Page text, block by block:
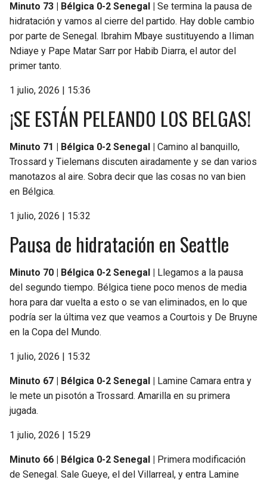
Minuto 73 | Bélgica 0-2 Senegal | Se termina la pausa de
hidratación y vamos al cierre del partido. Hay doble cambio
por parte de Senegal. Ibrahim Mbaye sustituyendo a Iliman
Ndiaye y Pape Matar Sarr por Habib Diarra, el autor del
primer tanto.
1 julio, 2026 | 15:36
¡SE ESTÁN PELEANDO LOS BELGAS!
Minuto 71 | Bélgica 0-2 Senegal | Camino al banquillo,
Trossard y Tielemans discuten airadamente y se dan varios
manotazos al aire. Sobra decir que las cosas no van bien
en Bélgica.
1 julio, 2026 | 15:32
Pausa de hidratación en Seattle
Minuto 70 | Bélgica 0-2 Senegal | Llegamos a la pausa
del segundo tiempo. Bélgica tiene poco menos de media
hora para dar vuelta a esto o se van eliminados, en lo que
podría ser la última vez que veamos a Courtois y De Bruyne
en la Copa del Mundo.
1 julio, 2026 | 15:32
Minuto 67 | Bélgica 0-2 Senegal | Lamine Camara entra y
le mete un pisotón a Trossard. Amarilla en su primera
jugada.
1 julio, 2026 | 15:29
Minuto 66 | Bélgica 0-2 Senegal | Primera modificación
de Senegal. Sale Gueye, el del Villarreal, y entra Lamine